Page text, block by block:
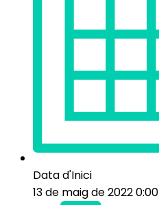
Data d'Inici
13 de maig de 2022 0:00